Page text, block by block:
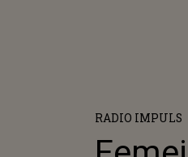
RADIO IMPULS